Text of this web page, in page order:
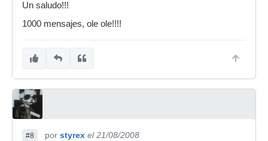
Un saludo!!!
1000 mensajes, ole ole!!!!
#8 por styrex el 21/08/2008